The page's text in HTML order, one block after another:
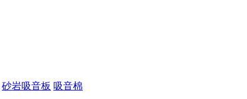
砂岩吸音板 吸音棉